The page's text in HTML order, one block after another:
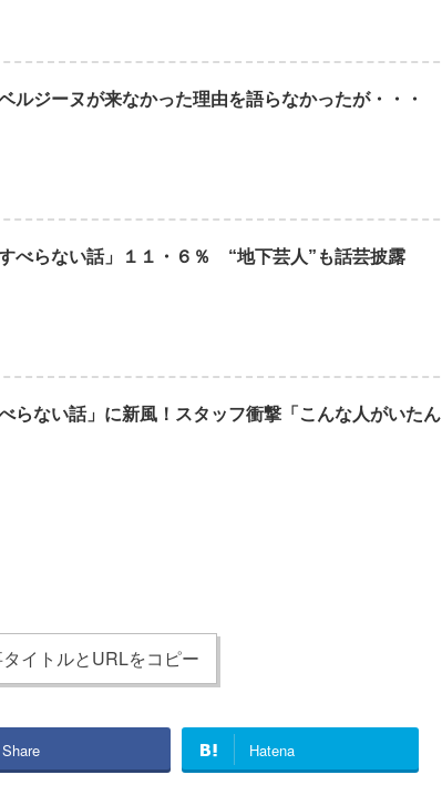
ルジーヌが来なかった理由を語らなかったが・・・
べらない話」１１・６％ “地下芸人”も話芸披露
らない話」に新風！スタッフ衝撃「こんな人がいたん
イトルとURLをコピー
Share Hatena